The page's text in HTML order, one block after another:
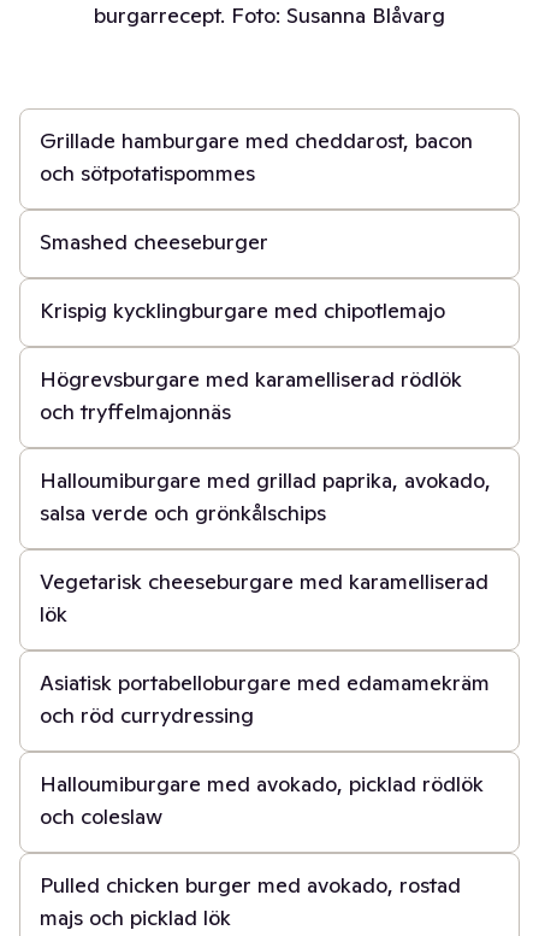
burgarrecept. Foto: Susanna Blåvarg
Grillade hamburgare med cheddarost, bacon
och sötpotatispommes
20 min
Smashed cheeseburger
30 min
Krispig kycklingburgare med chipotlemajo
40 min
Högrevsburgare med karamelliserad rödlök
och tryffelmajonnäs
45 min
Halloumiburgare med grillad paprika, avokado,
salsa verde och grönkålschips
40 min
Vegetarisk cheeseburgare med karamelliserad
lök
45 min
Asiatisk portabelloburgare med edamamekräm
och röd currydressing
40 min
Halloumiburgare med avokado, picklad rödlök
och coleslaw
1 t
Pulled chicken burger med avokado, rostad
majs och picklad lök
40 min